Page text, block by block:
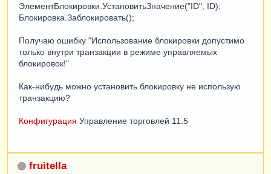
ЭлементБлокировки.УстановитьЗначение("ID", ID);
Блокировка.Заблокировать();
Получаю ошибку "Использование блокировки допустимо
только внутри транзакции в режиме управляемых
блокировок!"
Как-нибудь можно установить блокировку не использую
транзакцию?
Конфигурация Управление торговлей 11.5
fruitella